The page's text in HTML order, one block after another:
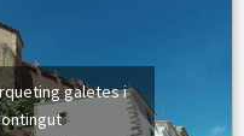
galetes i